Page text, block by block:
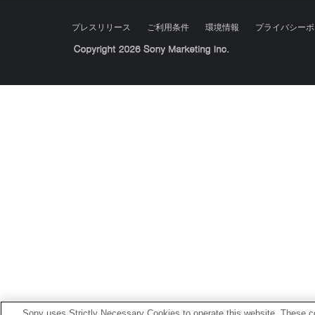
プレスリリース ご利用条件 環境情報 プライバシー
Sony Corporation, Sony Marketing Inc.